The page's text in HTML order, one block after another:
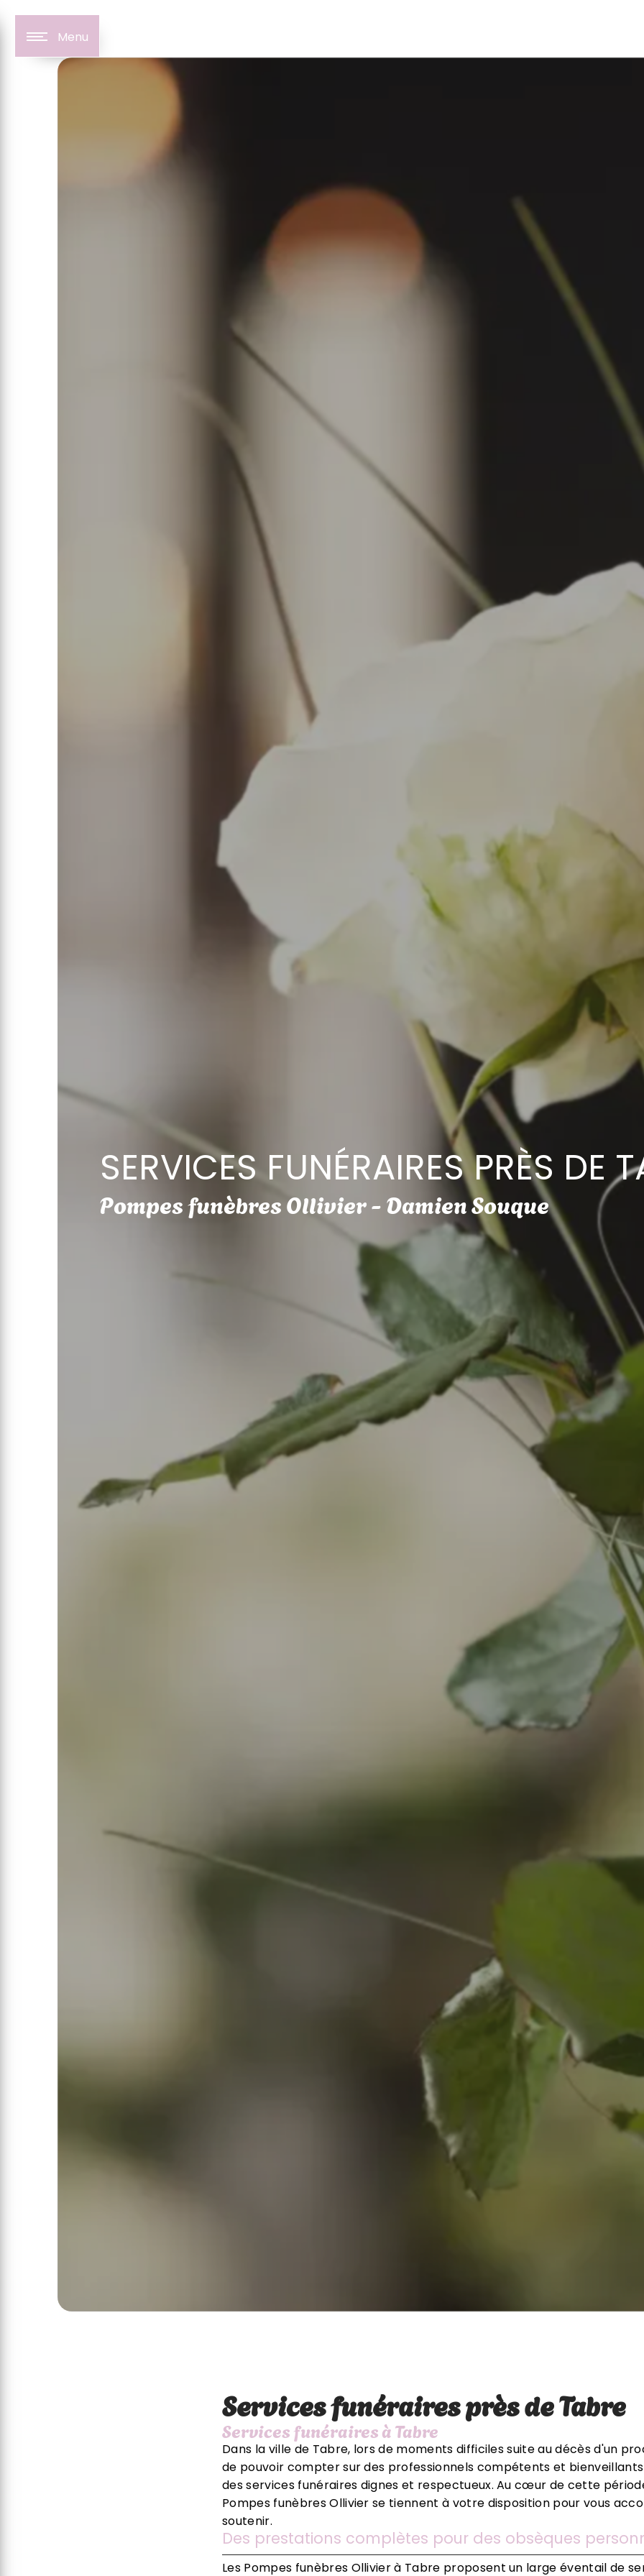
Menu
SERVICES FUNÉRAIRES PRÈS DE
Pompes funèbres Ollivier - Damien Souque
Services funéraires près de Tabre
Services funéraires à Tabre
Dans la ville de Tabre, lors de moments difficiles suite au décès d'un
de pouvoir compter sur des professionnels compétents et
des services funéraires dignes et respectueux. Au cœur de cette
Pompes funèbres Ollivier se tiennent à votre disposition pour vous
soutenir.
Des prestations complètes pour des obsèques
Les Pompes funèbres Ollivier à Tabre proposent un large éventail de